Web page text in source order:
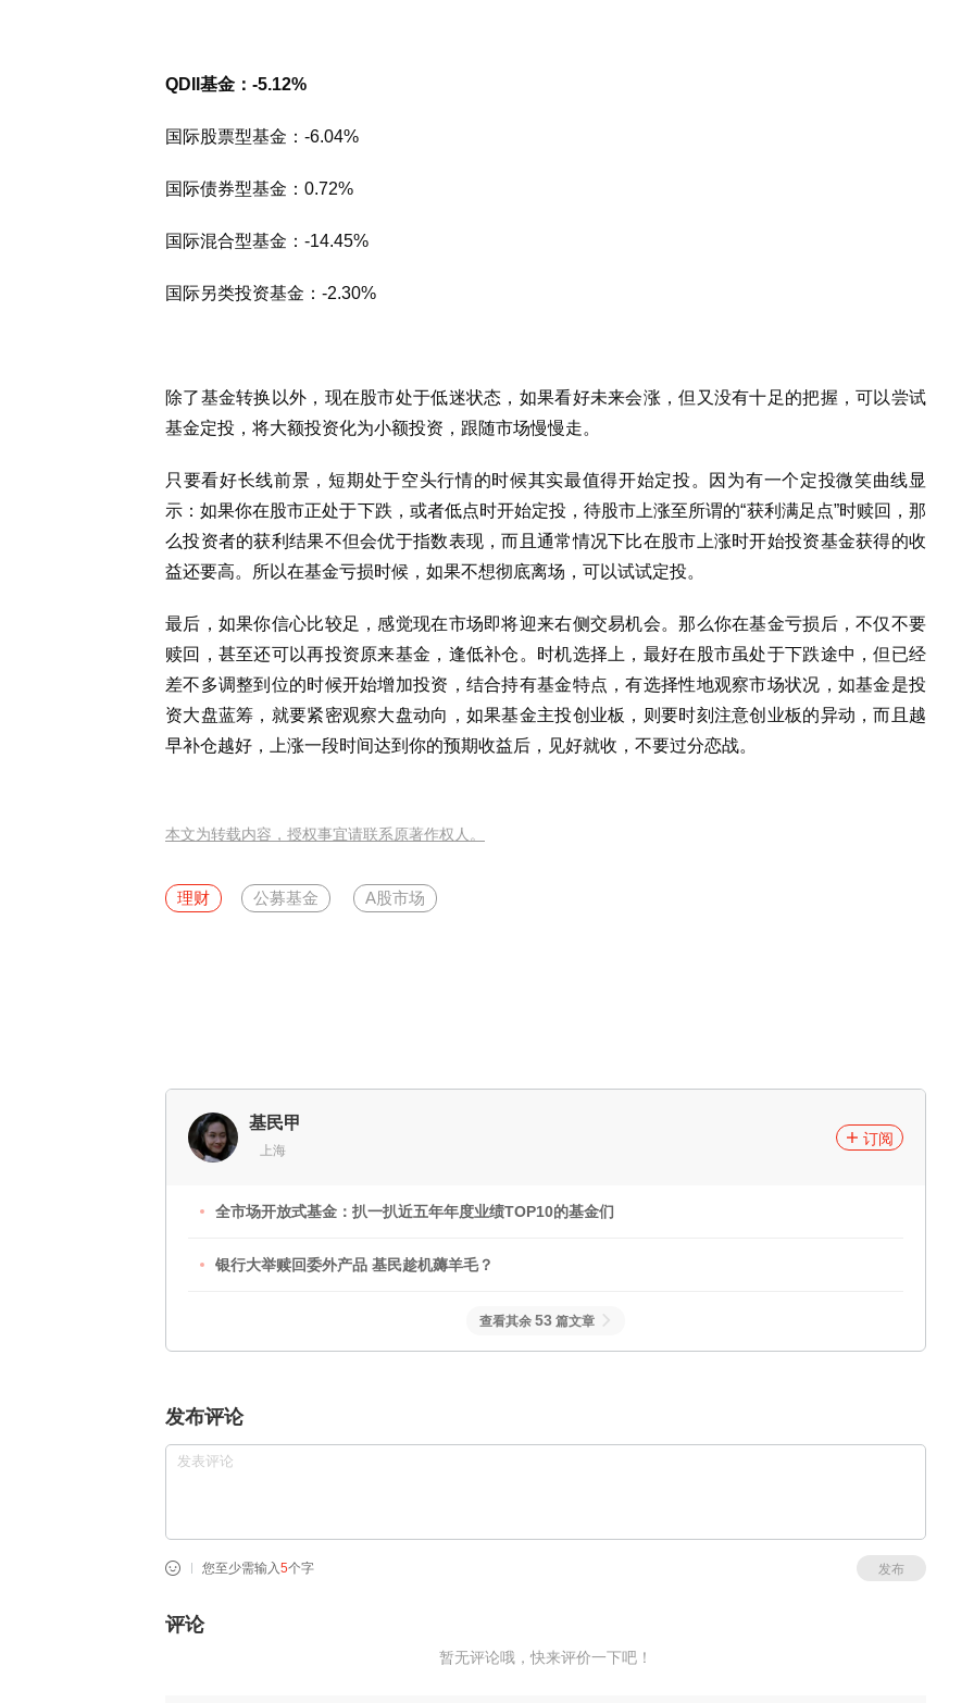
QDII基金：-5.12%
国际股票型基金：-6.04%
国际债券型基金：0.72%
国际混合型基金：-14.45%
国际另类投资基金：-2.30%
除了基金转换以外，现在股市处于低迷状态，如果看好未来会涨，但又没有十足的把握，可以尝试
基金定投，将大额投资化为小额投资，跟随市场慢慢走。
只要看好长线前景，短期处于空头行情的时候其实最值得开始定投。因为有一个定投微笑曲线显
示：如果你在股市正处于下跌，或者低点时开始定投，待股市上涨至所谓的“获利满足点”时赎回，那
么投资者的获利结果不但会优于指数表现，而且通常情况下比在股市上涨时开始投资基金获得的收
益还要高。所以在基金亏损时候，如果不想彻底离场，可以试试定投。
最后，如果你信心比较足，感觉现在市场即将迎来右侧交易机会。那么你在基金亏损后，不仅不要
赎回，甚至还可以再投资原来基金，逢低补仓。时机选择上，最好在股市虽处于下跌途中，但已经
差不多调整到位的时候开始增加投资，结合持有基金特点，有选择性地观察市场状况，如基金是投
资大盘蓝筹，就要紧密观察大盘动向，如果基金主投创业板，则要时刻注意创业板的异动，而且越
早补仓越好，上涨一段时间达到你的预期收益后，见好就收，不要过分恋战。
本文为转载内容，授权事宜请联系原著作权人。
理财 公募基金 A股市场
基民甲
上海
订阅
全市场开放式基金：扒一扒近五年年度业绩TOP10的基金们
银行大举赎回委外产品 基民趁机薅羊毛？
查看其余 53 篇文章
发布评论
您至少需输入 5个字 发布
评论
暂无评论哦，快来评价一下吧！